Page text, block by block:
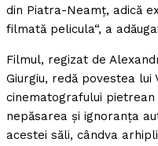
din Piatra-Neamţ, adică
filmată pelicula“, a
Filmul, regizat de
Giurgiu, redă povestea
cinematografului
nepăsarea şi ignoranţa
acestei săli, cândva